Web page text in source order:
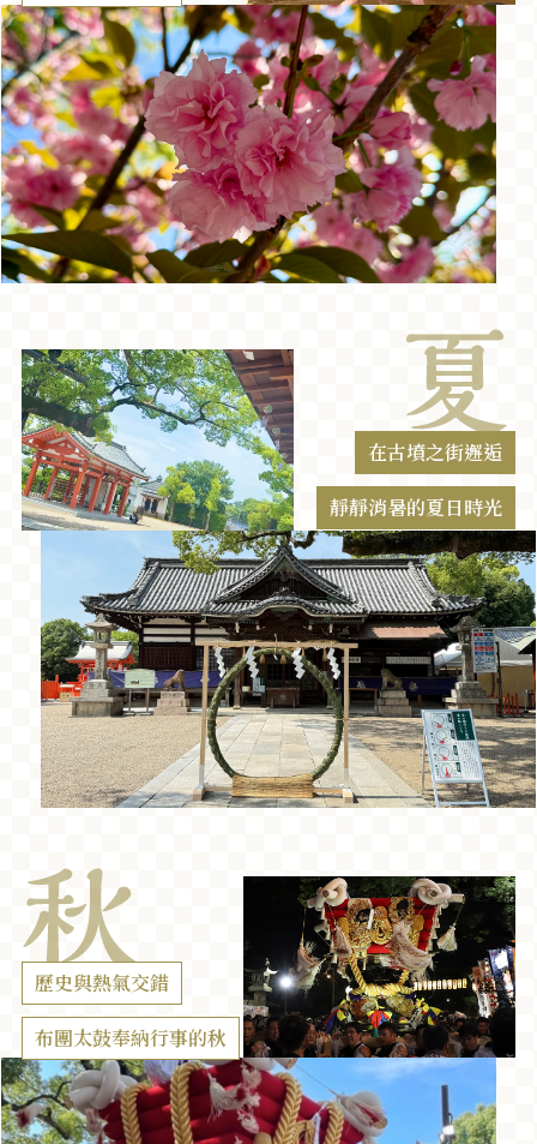
在古墳之街邂逅
靜靜消暑的夏日時光
歷史與熱氣交錯
布團太鼓奉納行事的秋